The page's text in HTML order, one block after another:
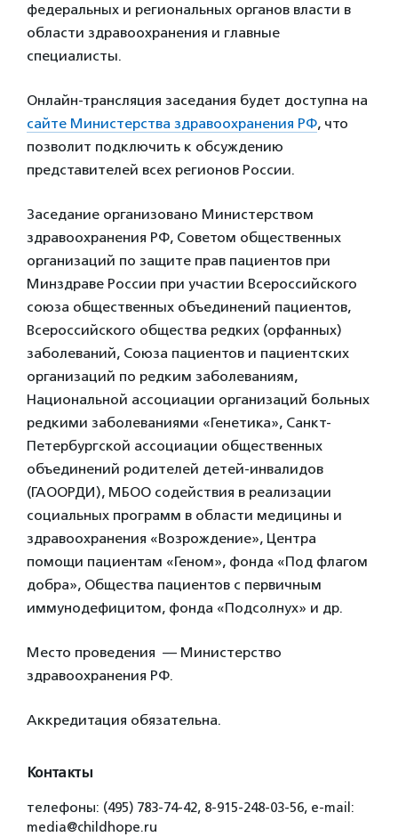
федеральных и региональных органов власти в
области здравоохранения и главные
специалисты.
Онлайн-трансляция заседания будет доступна на
сайте Министерства здравоохранения РФ, что
позволит подключить к обсуждению
представителей всех регионов России.
Заседание организовано Министерством
здравоохранения РФ, Советом общественных
организаций по защите прав пациентов при
Минздраве России при участии Всероссийского
союза общественных объединений пациентов,
Всероссийского общества редких (орфанных)
заболеваний, Союза пациентов и пациентских
организаций по редким заболеваниям,
Национальной ассоциации организаций больных
редкими заболеваниями «Генетика», Санкт-
Петербургской ассоциации общественных
объединений родителей детей-инвалидов
(ГАООРДИ), МБОО содействия в реализации
социальных программ в области медицины и
здравоохранения «Возрождение», Центра
помощи пациентам «Геном», фонда «Под флагом
добра», Общества пациентов с первичным
иммунодефицитом, фонда «Подсолнух» и др.
Место проведения — Министерство
здравоохранения РФ.
Аккредитация обязательна.
Контакты
телефоны: (495) 783-74-42, 8-915-248-03-56, e-mail:
media@childhope.ru